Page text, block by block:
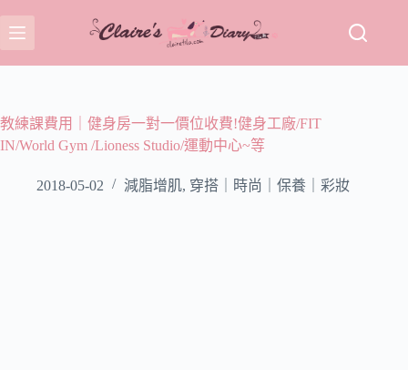
至
主
容
教練課費用｜健身房一對一價位收費!健身工廠/FIT
IN/World Gym /Lioness Studio/運動中心~等
2018-05-02 減脂增肌, 穿搭｜時尚｜保養｜彩妝